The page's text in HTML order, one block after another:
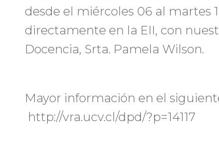
MAT186 Álgebra Lineal
MAT188 Calculo 1
desde el miércoles 06 al martes
directamente en la EII, con
Docencia, Srta. Pamela Wilson.
Mayor información en el
http://vra.ucv.cl/dpd/?p=14117